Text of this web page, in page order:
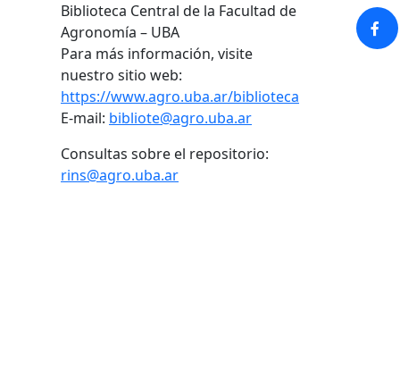
Biblioteca Central de la Facultad de
Agronomía – UBA
Para más información, visite
nuestro sitio web:
https://www.agro.uba.ar/biblioteca
E-mail: bibliote@agro.uba.ar
Consultas sobre el repositorio:
rins@agro.uba.ar